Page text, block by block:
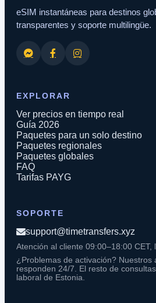
eSIM instantáneas para destinos
transparentes y soporte multilingüe.
EXPLORAR
Ver precios en tiempo real
Guía 2026
Paquetes para un solo destino
Paquetes regionales
Paquetes globales
FAQ
Tarifas PAYG
SOPORTE
support@timetransfers.xyz
Atención al cliente 09:00–18:00 CET,
¿Problemas de activación? Nuestros
responden 24/7. El resto de
laboral de Estonia.